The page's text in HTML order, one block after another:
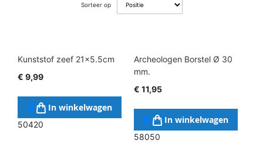
Sorteer op
Kunststof zeef 21x5.5cm
€ 9,99
In winkelwagen
50420
Archeologen Borstel Ø 30
mm.
€ 11,95
In winkelwagen
58050